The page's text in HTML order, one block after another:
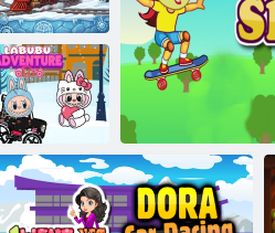
Jaudulio skubėjimas 5
Linksmos vaikų
traukinių
lenktynės
„Labubu Auto
Adventure“.